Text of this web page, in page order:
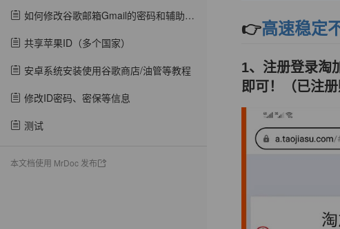
如何修改谷歌邮箱Gmail的密码和辅助邮箱?
共享苹果ID（多个国家）
安卓系统安装使用谷歌商店/油管等教程
修改ID密码、密保等信息​
测试
本文档使用 MrDoc 发布
👉高速稳定
1、注册登录淘
即可！（已注册